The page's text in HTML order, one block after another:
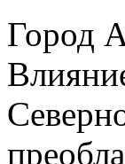
Город